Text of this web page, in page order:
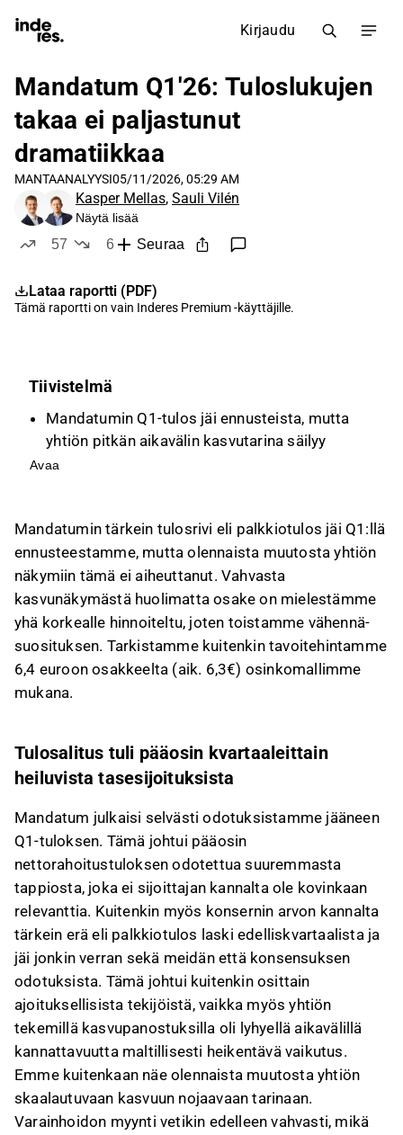
Kirjaudu
Mandatum Q1'26: Tuloslukujen
takaa ei paljastunut
dramatiikkaa
MANTAANALYYSI05/11/2026, 05:29 AM
Kasper Mellas, Sauli Vilén
Näytä lisää
57
6
Seuraa
Lataa raportti (PDF)
Tämä raportti on vain Inderes Premium-käyttäjille.
Tiivistelmä
Mandatumin Q1-tulos jäi ennusteista, mutta
yhtiön pitkän aikavälin kasvutarina säilyy
vahvana, ja varainhoito toimii tulosveturina.
vaikka tavoitehinta nostettiin 6,4 euroon
osakkeelta.
Mandatumin osinkotuotto on merkittävä, ja
osinkomalli huomioi yhtiön korkean
voitonjakosuhteen sekä ylipääomitetun taseen
purkamisen.
Osakkeen arvostus on täyteen hinnoiteltu,
mutta korkea osinkotuotto rajaa laskuvaraa, ja
osaketta.
Tämä sisältö on tekoälyn tuottamaa. Anna siihen
Avaa
Mandatumin tärkein tulosrivi eli palkkiotulos jäi Q1:llä
ennusteestamme, mutta olennaista muutosta yhtiön
näkymiin tämä ei aiheuttanut. Vahvasta
kasvunäkymästä huolimatta osake on mielestämme
yhä korkealle hinnoiteltu, joten toistamme vähennä-
suosituksen. Tarkistamme kuitenkin tavoitehintamme
6,4 euroon osakkeelta (aik. 6,3€) osinkomallimme
mukana.
Tulosalitus tuli pääosin kvartaaleittain
heiluvista tasesijoituksista
Mandatum julkaisi selvästi odotuksistamme jääneen
Q1-tuloksen. Tämä johtui pääosin
nettorahoitustuloksen odotettua suuremmasta
tappiosta, joka ei sijoittajan kannalta ole kovinkaan
relevanttia. Kuitenkin myös konsernin arvon kannalta
tärkein erä eli palkkiotulos laski edelliskvartaalista ja
jäi jonkin verran sekä meidän että konsensuksen
odotuksista. Tämä johtui kuitenkin osittain
ajoituksellisista tekijöistä, vaikka myös yhtiön
tekemillä kasvupanostuksilla oli lyhyellä aikavälillä
kannattavuutta maltillisesti heikentävä vaikutus.
Emme kuitenkaan näe olennaista muutosta yhtiön
skaalautuvaan kasvuun nojaavaan tarinaan.
Varainhoidon myynti vetikin edelleen vahvasti, mikä